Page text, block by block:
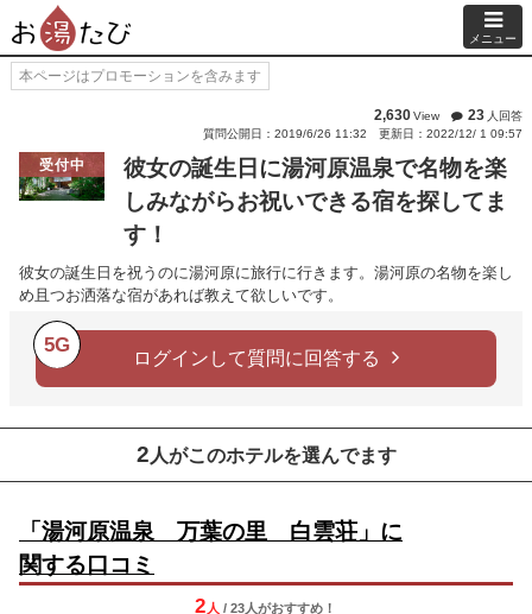
メニュー
本ページはプロモーションを含みます
2,630View 23 人回答
質問公開日：2019/6/26 11:32
更新日：2022/12/ 1 09:57
受付中
彼女の誕生日に湯河原温泉で名物を楽
しみながらお祝いできる宿を探してま
す！
彼女の誕生日を祝うのに湯河原に旅行に行きます。湯河原の名物を楽し
め且つお洒落な宿があれば教えて欲しいです。
5G
ログインして質問に回答する
2 人がこのホテルを選んでます
「湯河原温泉 万葉の里 白雲荘」に
関する口コミ
2 人 / 23人がおすすめ！